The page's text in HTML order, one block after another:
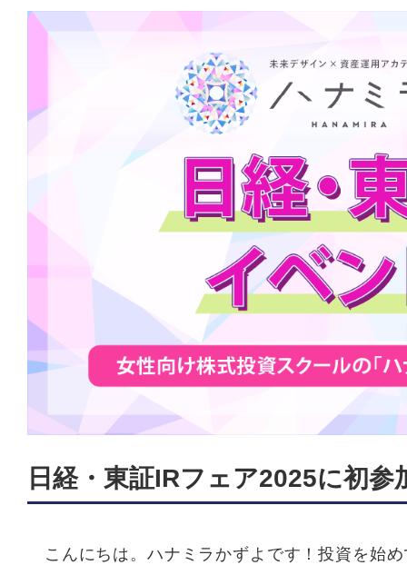
日経・東証IRフェア2025に初参
こんにちは。ハナミラかずよです！投資を始